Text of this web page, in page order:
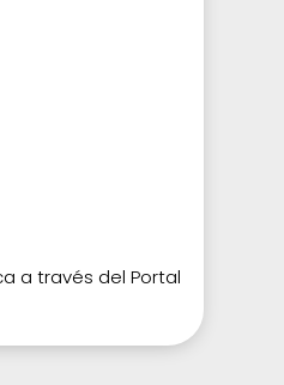
a través del Portal